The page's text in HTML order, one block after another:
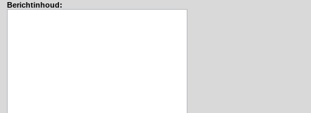
Berichtinhoud: